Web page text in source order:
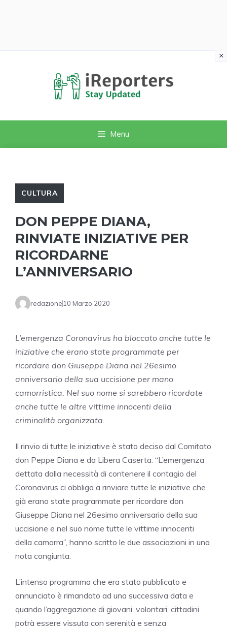
Menu
CULTURA
DON PEPPE DIANA,
RINVIATE INIZIATIVE PER
RICORDARNE
L’ANNIVERSARIO
redazione 10 Marzo 2020
L’emergenza Coronavirus ha bloccato anche tutte le
iniziative che erano state programmate per
ricordare don Giuseppe Diana nel 26esimo
anniversario della sua uccisione per mano
camorristica. Nel suo nome si sarebbero ricordate
anche tutte le altre vittime innocenti della
criminalità organizzata.
Il rinvio di tutte le iniziative è stato deciso dal Comitato
don Peppe Diana e da Libera Caserta. “L’emergenza
dettata dalla necessità di contenere il contagio del
Coronavirus ci obbliga a rinviare tutte le iniziative che
già erano state programmate per ricordare don
Giuseppe Diana nel 26esimo anniversario della sua
uccisione e nel suo nome tutte le vittime innocenti
della camorra”, hanno scritto le due associazioni in una
nota congiunta.
L’intenso programma che era stato pubblicato e
annunciato è rimandato ad una successiva data e
quando l’aggregazione di giovani, volontari, cittadini
potrà essere vissuta con serenità e senza
×